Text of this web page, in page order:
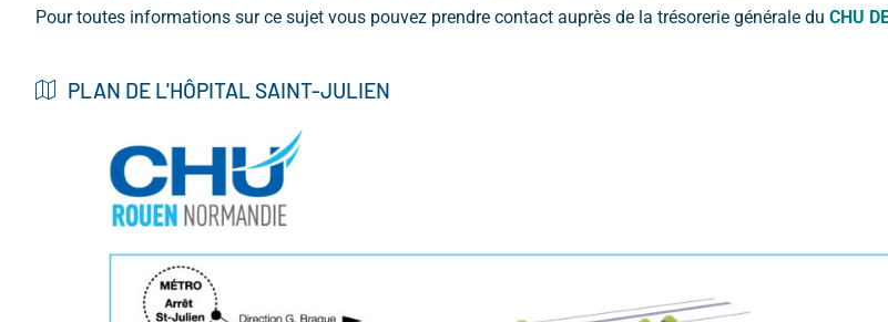
Pour toutes informations sur ce sujet vous pouvez prendre contact auprès de la trésorerie générale du CHU
PLAN DE L'HÔPITAL SAINT-JULIEN